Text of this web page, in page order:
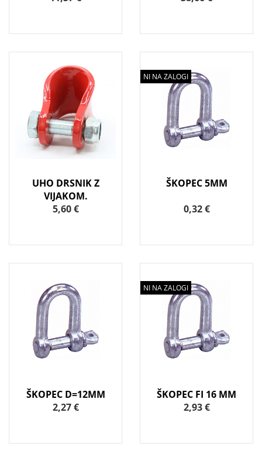
UHO DRSNIK Z
VIJAKOM.
5,60 €
NI NA ZALOGI
ŠKOPEC 5MM
0,32 €
ŠKOPEC D=12MM
2,27 €
NI NA ZALOGI
ŠKOPEC FI 16 MM
2,93 €